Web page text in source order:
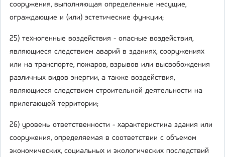
сооружения, выполняющая определенные несущие,
ограждающие и (или) эстетические функции;
25) техногенные воздействия - опасные воздействия,
являющиеся следствием аварий в зданиях, сооружениях
или на транспорте, пожаров, взрывов или высвобождения
различных видов энергии, а также воздействия,
являющиеся следствием строительной деятельности на
прилегающей территории;
26) уровень ответственности - характеристика здания или
сооружения, определяемая в соответствии с объемом
экономических, социальных и экологических последствий